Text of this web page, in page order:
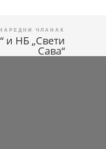
и НБ „Свети
Сава“